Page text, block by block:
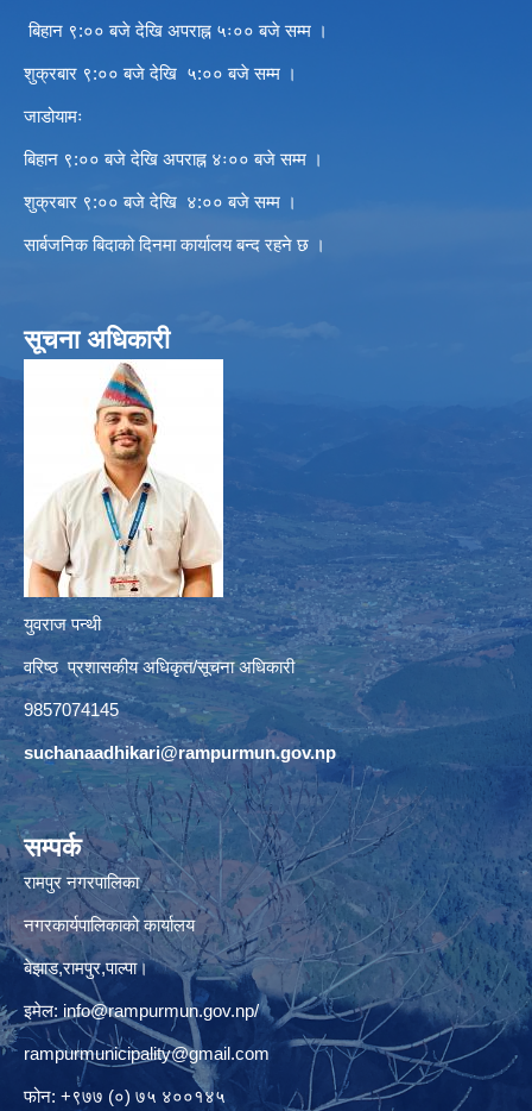
बिहान ९:०० बजे देखि अपराह्न ५ः०० बजे सम्म ।
शुक्रबार ९:०० बजे देखि ५:०० बजे सम्म ।
जाडोयामः
बिहान ९:०० बजे देखि अपराह्न ४ः०० बजे सम्म ।
शुक्रबार ९:०० बजे देखि ४:०० बजे सम्म ।
सार्बजनिक बिदाको दिनमा कार्यालय बन्द रहने छ ।
सूचना अधिकारी
युवराज पन्थी
वरिष्ठ प्रशासकीय अधिकृत/सूचना अधिकारी
9857074145
suchanaadhikari@rampurmun.gov.np
सम्पर्क
रामपुर नगरपालिका
नगरकार्यपालिकाको कार्यालय
बेझाड,रामपुर,पाल्पा।
इमेल: info@rampurmun.gov.np/
rampurmunicipality@gmail.com
फोन: +९७७ (०) ७५ ४००१४५